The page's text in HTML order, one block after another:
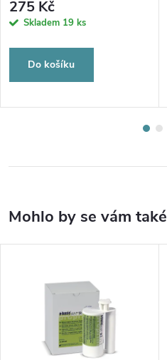
275 Kč
Skladem 19 ks
Do košíku